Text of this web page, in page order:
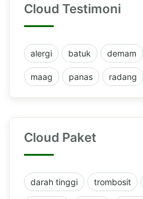
Cloud Testimoni
alergi batuk demam
maag panas radang
Cloud Paket
darah tinggi trombosit